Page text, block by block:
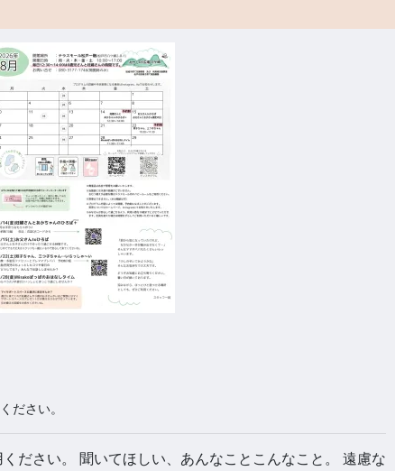
ださい。
ださい。 聞いてほしい、あんなことこんなこと。 遠慮な